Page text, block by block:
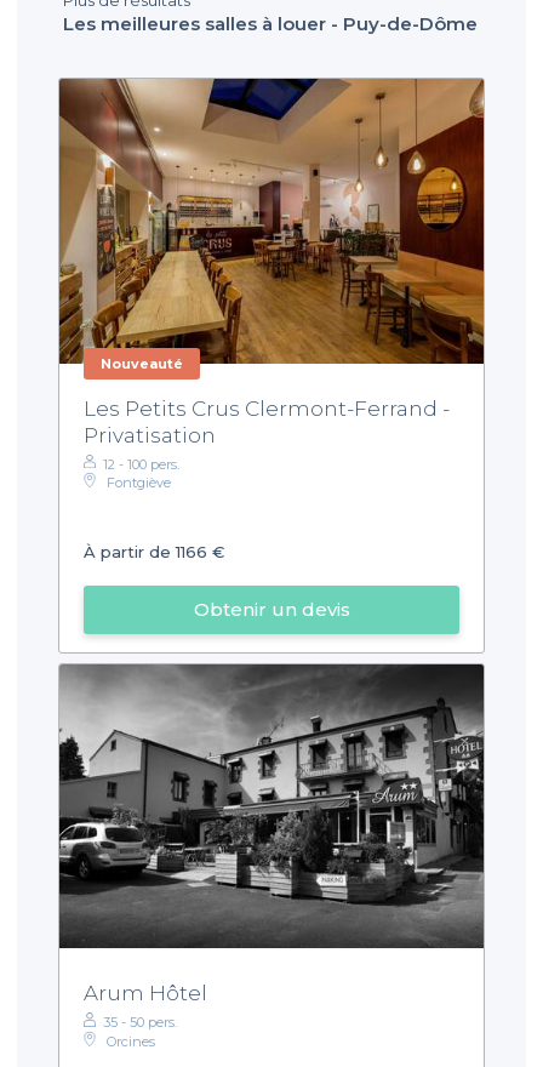
Les meilleures salles à louer - Puy-de-Dôme
Nouveauté
Les Petits Crus Clermont-Ferrand -
Privatisation
12 - 100 pers.
Fontgiève
À partir de 1166 €
Obtenir un devis
Arum Hôtel
35 - 50 pers.
Orcines